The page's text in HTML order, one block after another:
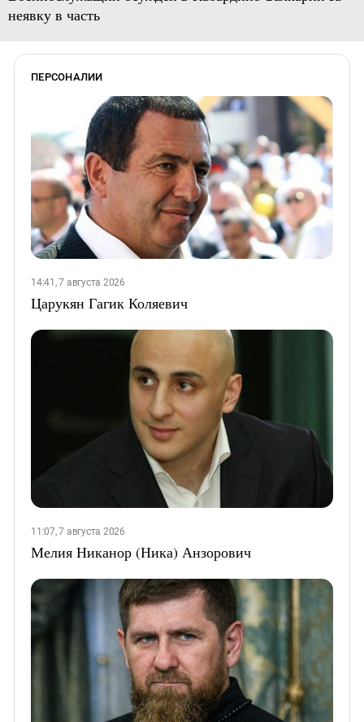
неявку в часть
ПЕРСОНАЛИИ
14:41, 7 августа 2026
Царукян Гагик Коляевич
11:07, 7 августа 2026
Мелия Никанор (Ника) Анзорович